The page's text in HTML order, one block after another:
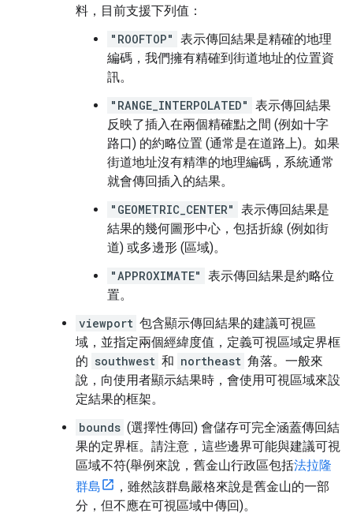
料，目前支援下列值：
"ROOFTOP" 表示傳回結果是精確的地理
編碼，我們擁有精確到街道地址的位置資
訊。
"RANGE_INTERPOLATED" 表示傳回結果
反映了插入在兩個精確點之間 (例如十字
路口) 的約略位置 (通常是在道路上)。如果
街道地址沒有精準的地理編碼，系統通常
就會傳回插入的結果。
"GEOMETRIC_CENTER" 表示傳回結果是
結果的幾何圖形中心，包括折線 (例如街
道) 或多邊形 (區域)。
"APPROXIMATE" 表示傳回結果是約略位
置。
viewport 包含顯示傳回結果的建議可視區
域，並指定兩個經緯度值，定義可視區域定界框
的 southwest 和 northeast 角落。一般來
說，向使用者顯示結果時，會使用可視區域來設
定結果的框架。
bounds (選擇性傳回) 會儲存可完全涵蓋傳回結
果的定界框。請注意，這些邊界可能與建議可視
區域不符(舉例來說，舊金山行政區包括法拉隆
群島
，雖然該群島嚴格來說是舊金山的一部
分，但不應在可視區域中傳回)。